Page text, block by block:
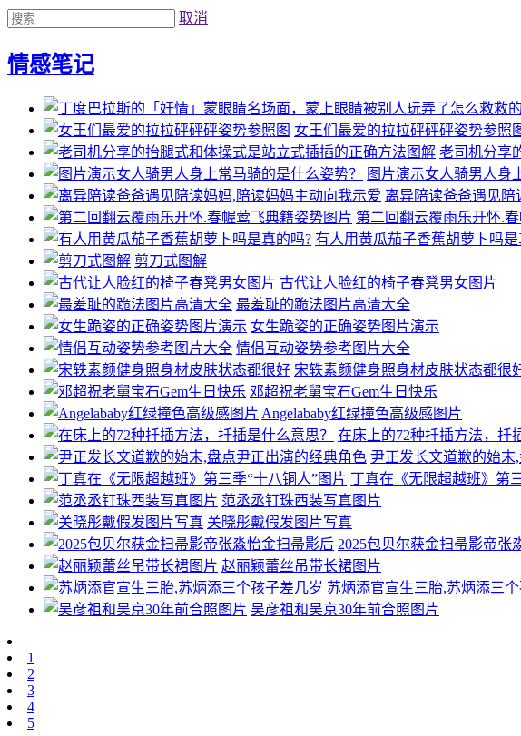
取消
情感笔记
女王们最爱的拉拉砰砰砰姿势参照
老司机分享
图片演示女人骑男人身
离异陪读爸爸遇见陪
第二回翻云覆雨乐开怀.
有人用黄瓜茄子香蕉胡萝卜吗是
剪刀式图解
古代让人脸红的椅子春凳男女图片
最羞耻的跪法图片高清大全
女生跪姿的正确姿势图片演示
情侣互动姿势参考图片大全
宋轶素颜健身照身材皮肤状态都很
邓超祝老舅宝石Gem生日快乐
Angelababy红绿撞色高级感图片
在床上的72种扦插方法，扦
尹正发长文道歉的始
丁真在《无限超越班》第
范丞丞钉珠西装写真图片
关晓彤戴假发图片写真
2025包贝尔获金扫帚影帝张
赵丽颖蕾丝吊带长裙图片
苏炳添官宣生三胎,苏炳添三
吴彦祖和吴京30年前合照图片
1
2
3
4
5